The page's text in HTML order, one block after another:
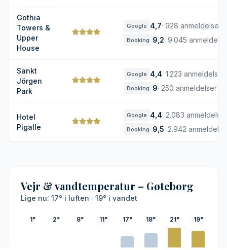
Gothia
Towers &
Upper
House
Google 4,7· 928 anmeldelser
Booking 9,2· 9.045
Sankt
Jörgen
Park
Google 4,4· 1.223 anmeldelser
Booking 9· 250 anmeldelser
Hotel
Pigalle
Google 4,4· 2.083 anmeldelser
Booking 9,5· 2.942
Vejr & vandtemperatur – Gøteborg
Lige nu: 17° i luften · 19° i vandet
1° 2° 8° 11° 17° 18° 21° 19°